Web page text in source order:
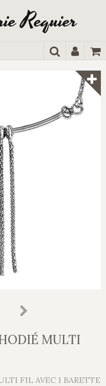
Requier
MULTI
FIL AVEC 1 BARETTE